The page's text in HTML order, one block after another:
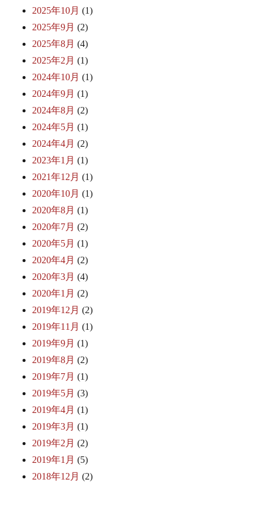
2025年10月 (1)
2025年9月 (2)
2025年8月 (4)
2025年2月 (1)
2024年10月 (1)
2024年9月 (1)
2024年8月 (2)
2024年5月 (1)
2024年4月 (2)
2023年1月 (1)
2021年12月 (1)
2020年10月 (1)
2020年8月 (1)
2020年7月 (2)
2020年5月 (1)
2020年4月 (2)
2020年3月 (4)
2020年1月 (2)
2019年12月 (2)
2019年11月 (1)
2019年9月 (1)
2019年8月 (2)
2019年7月 (1)
2019年5月 (3)
2019年4月 (1)
2019年3月 (1)
2019年2月 (2)
2019年1月 (5)
2018年12月 (2)